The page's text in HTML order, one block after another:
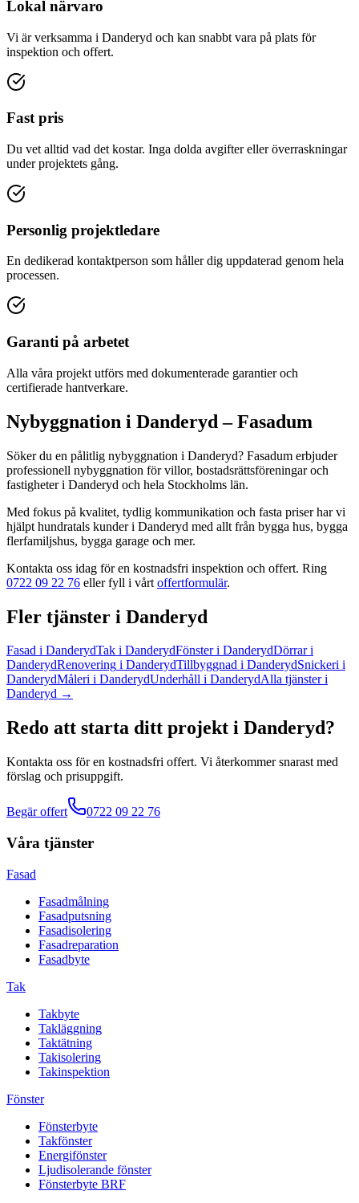
Lokal närvaro
Vi är verksamma i Danderyd och kan snabbt vara på plats för
inspektion och offert.
Fast pris
Du vet alltid vad det kostar. Inga dolda avgifter eller överraskningar
under projektets gång.
Personlig projektledare
En dedikerad kontaktperson som håller dig uppdaterad genom hela
processen.
Garanti på arbetet
Alla våra projekt utförs med dokumenterade garantier och
certifierade hantverkare.
Nybyggnation i Danderyd – Fasadum
Söker du en pålitlig nybyggnation i Danderyd? Fasadum erbjuder
professionell nybyggnation för villor, bostadsrättsföreningar och
fastigheteri Danderyd och hela Stockholms län.
Med fokus på kvalitet, tydlig kommunikation och fasta priser har vi
hjälpt hundratals kunderi Danderyd med allt från bygga hus, bygga
flerfamiljshus, bygga garage och mer.
Kontakta oss idag för en kostnadsfri inspektion och offert. Ring
0722 09 22 76 eller fyll i vårt offertformulär.
Fler tjänster i Danderyd
Fasad i DanderydTak i DanderydFönster i DanderydDörrar i
DanderydRenovering i DanderydTillbyggnad i DanderydSnickeri i
DanderydMåleri i DanderydUnderhåll i DanderydAlla tjänsteri
Danderyd →
Redo att starta ditt projekt i Danderyd?
Kontakta oss för en kostnadsfri offert. Vi återkommer snarast med
förslag och prisuppgift.
Begär offert 0722 09 22 76
Våra tjänster
Fasad
Fasadmålning
Fasadputsning
Fasadisolering
Fasadreparation
Fasadbyte
Tak
Takbyte
Takläggning
Taktätning
Takisolering
Takinspektion
Fönster
Fönsterbyte
Takfönster
Energifönster
Ljudisolerande fönster
Fönsterbyte BRF